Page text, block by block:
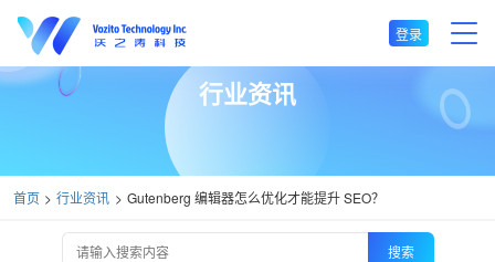
登录
行业资讯
首页 行业资讯 Gutenberg 编辑器怎么优化才能提升 SEO？
搜索